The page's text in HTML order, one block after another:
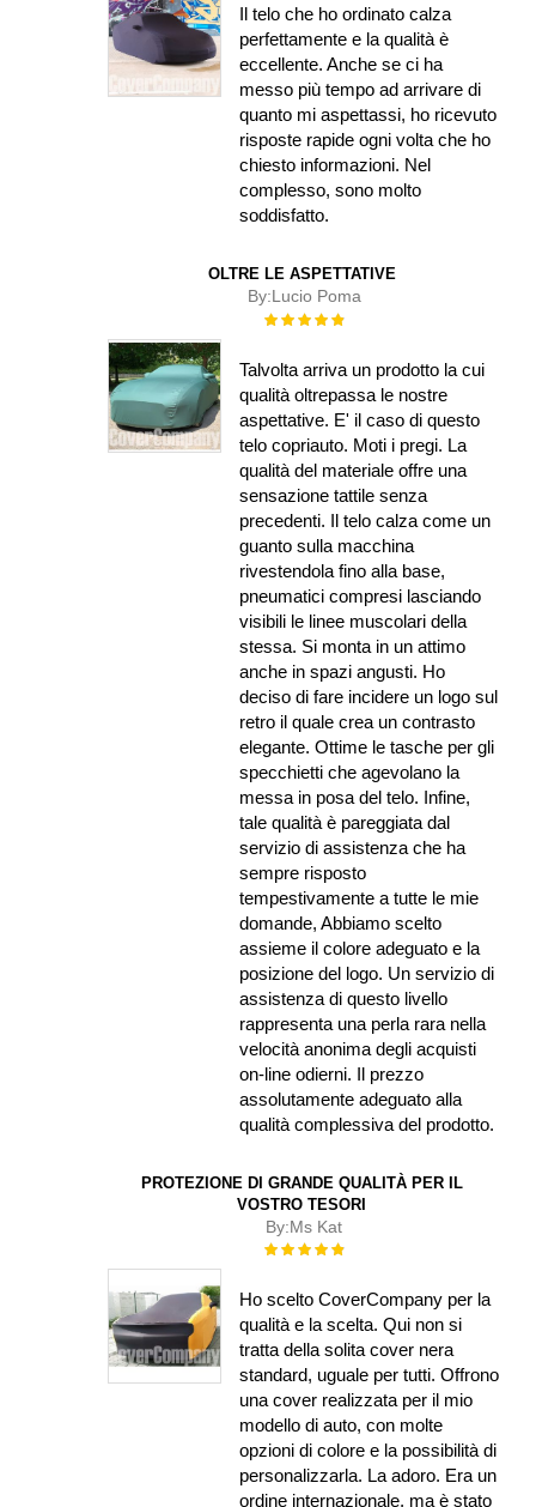
Il telo che ho ordinato calza
perfettamente e la qualità è
eccellente. Anche se ci ha
messo più tempo ad arrivare di
quanto mi aspettassi, ho ricevuto
risposte rapide ogni volta che ho
chiesto informazioni. Nel
complesso, sono molto
soddisfatto.
OLTRE LE ASPETTATIVE
By:Lucio Poma
Rating:
Talvolta arriva un prodotto la cui
qualità oltrepassa le nostre
aspettative. E' il caso di questo
telo copriauto. Moti i pregi. La
qualità del materiale offre una
sensazione tattile senza
precedenti. Il telo calza come un
guanto sulla macchina
rivestendola fino alla base,
pneumatici compresi lasciando
visibili le linee muscolari della
stessa. Si monta in un attimo
anche in spazi angusti. Ho
deciso di fare incidere un logo sul
retro il quale crea un contrasto
elegante. Ottime le tasche per gli
specchietti che agevolano la
messa in posa del telo. Infine,
tale qualità è pareggiata dal
servizio di assistenza che ha
sempre risposto
tempestivamente a tutte le mie
domande, Abbiamo scelto
assieme il colore adeguato e la
posizione del logo. Un servizio di
assistenza di questo livello
rappresenta una perla rara nella
velocità anonima degli acquisti
on-line odierni. Il prezzo
assolutamente adeguato alla
qualità complessiva del prodotto.
PROTEZIONE DI GRANDE QUALITÀ PER IL
VOSTRO TESORI
By:Ms Kat
Rating:
Ho scelto CoverCompany per la
qualità e la scelta. Qui non si
tratta della solita cover nera
standard, uguale per tutti. Offrono
una cover realizzata per il mio
modello di auto, con molte
opzioni di colore e la possibilità di
personalizzarla. La adoro. Era un
ordine internazionale, ma è stato